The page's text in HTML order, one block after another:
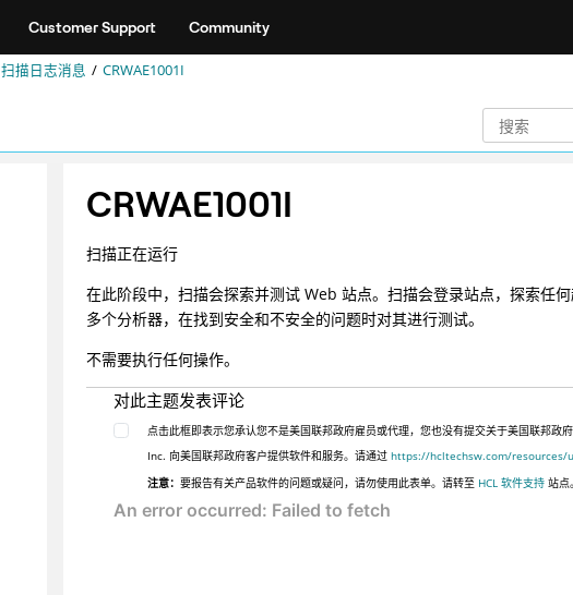
Customer Support Community
扫描日志消息 CRWAE1001I
CRWAE1001I
扫描正在运行
在此阶段中，扫描会探索并测试 Web 站点。扫描会登录站点，探索任
多个分析器，在找到安全和不安全的问题时对其进行测试。
不需要执行任何操作。
对此主题发表评论
点击此框即表示您承认您不是美国联邦政府雇员或代理，您也没有提交关于美国联邦
Inc. 向美国联邦政府客户提供软件和服务。请通过https://hcltechsw.com/resources/
注意：要报告有关产品软件的问题或疑问，请勿使用此表单。请转至 HCL 软件支持 站点。